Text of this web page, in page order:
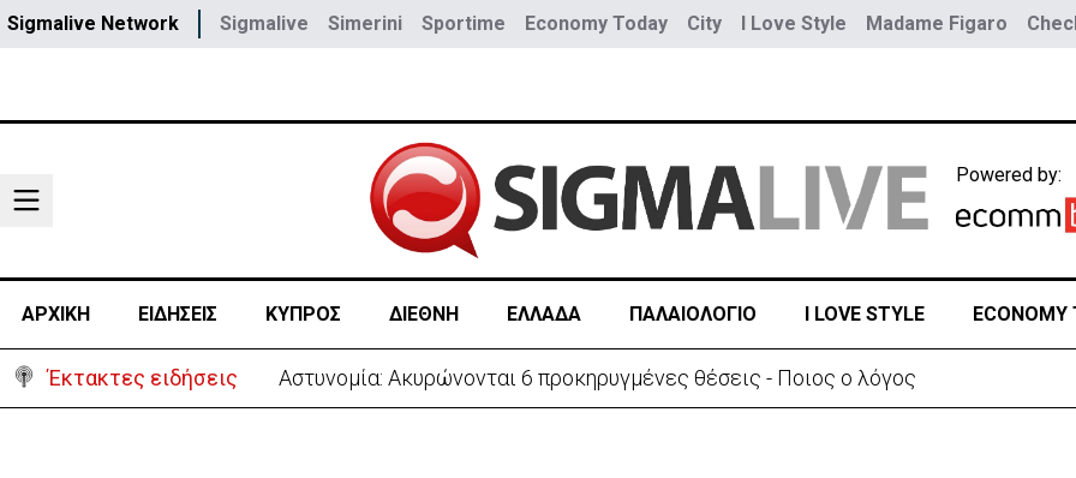
Sigmalive Network Sigmalive Simerini Sportime Economy Today City I Love Style Madame Figaro
Powered by:
ΑΡΧΙΚΗ ΕΙΔΗΣΕΙΣ ΚΥΠΡΟΣ ΔΙΕΘΝΗ ΕΛΛΑΔΑ ΠΑΛΑΙΟΛΟΓΙΟ I LOVE STYLE ECONOMY
Έκτακτες ειδήσεις Αστυνομία: Ακυρώνονται 6 προκηρυγμένες θέσεις - Ποιος ο λόγος